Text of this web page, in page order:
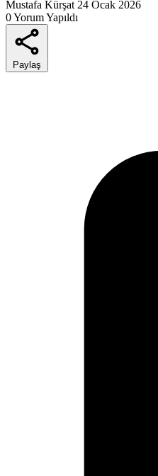
Mustafa Kürşat 24 Ocak 2026
0 Yorum Yapıldı
Paylaş